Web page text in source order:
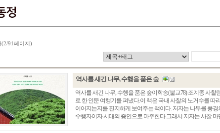
(2/91페이지)
역사를 새긴 나무, 수행을 품은 숲
역사를 새긴 나무, 수행을 품은 숲이학송(불교78) 조계종 사
로 한 인문 여행기를 펴냈다.이 책은 국내 사찰의 노거수를 따
이어지는지를 진지하게 보여주는 책이다. 저자는 나무를 풍
수행자이자 시대의 증인으로 마주한다.그래서 저자는 사찰 마